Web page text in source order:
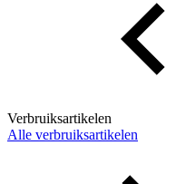
Verbruiksartikelen
Alle verbruiksartikelen